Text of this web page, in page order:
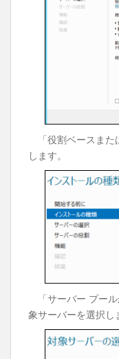
「役割ベースま
します。
「サーバー プー
象サーバーを選択し